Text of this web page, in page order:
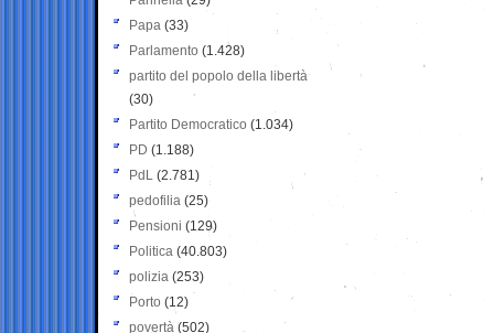
Papa (33)
Parlamento (1.428)
partito del popolo della libertà
(30)
Partito Democratico (1.034)
PD (1.188)
PdL (2.781)
pedofilia (25)
Pensioni (129)
Politica (40.803)
polizia (253)
Porto (12)
povertà (502)